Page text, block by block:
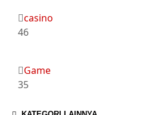
casino
46
Game
35